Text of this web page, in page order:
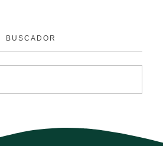
BUSCADOR